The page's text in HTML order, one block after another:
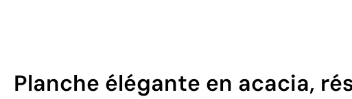
Planche élégante en acacia,